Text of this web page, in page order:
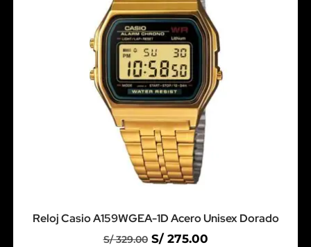
Reloj Casio A159WGEA-1D Acero Unisex Dorado
S/329.00 S/275.00